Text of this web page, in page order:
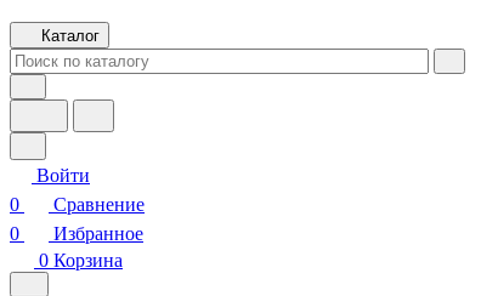
Каталог
Войти
0
Сравнение
0
Избранное
0 Корзина